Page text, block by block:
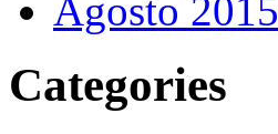
Agosto 2015
Categories